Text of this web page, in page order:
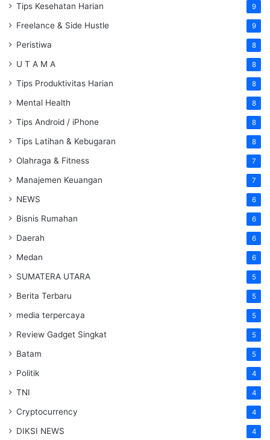
Tips Kesehatan Harian 9
Freelance & Side Hustle 9
Peristiwa 8
U T A M A 8
Tips Produktivitas Harian 8
Mental Health 8
Tips Android / iPhone 8
Tips Latihan & Kebugaran 8
Olahraga & Fitness 7
Manajemen Keuangan 7
NEWS 6
Bisnis Rumahan 6
Daerah 6
Medan 6
SUMATERA UTARA 5
Berita Terbaru 5
media terpercaya 5
Review Gadget Singkat 5
Batam 5
Politik 4
TNI 4
Cryptocurrency 4
DIKSI NEWS 4